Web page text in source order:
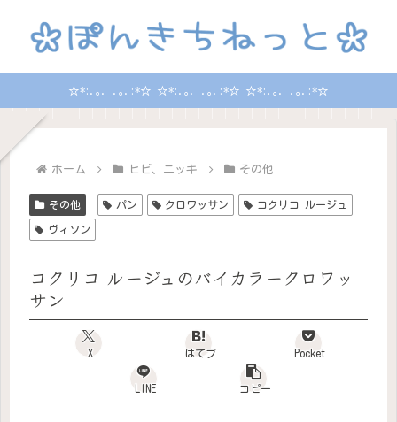
☆*:.｡. .｡.:*☆ ☆*:.｡. .｡.:*☆ ☆*:.｡. .｡.:*☆
ホーム ヒビ、ニッキ その他
その他 パン クロワッサン コクリコ ルージュ
ヴィソン
コクリコ ルージュのバイカラークロワッ
サン
X はてブ Pocket
LINE コピー